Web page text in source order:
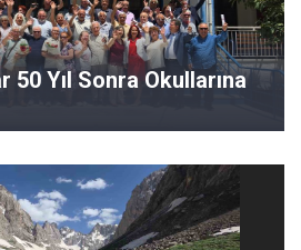
50 Yıl Sonra Okullarına